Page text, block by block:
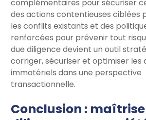
complémentaires pour sécuriser
des actions contentieuses ciblées
les conflits existants et des
renforcées pour prévenir tout
due diligence devient un outil
corriger, sécuriser et optimiser les
immatériels dans une perspective
transactionnelle.
Conclusion :